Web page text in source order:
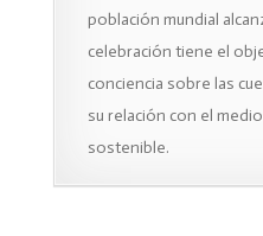
población mundial
celebración tiene el
conciencia sobre las
su relación con el
sostenible.